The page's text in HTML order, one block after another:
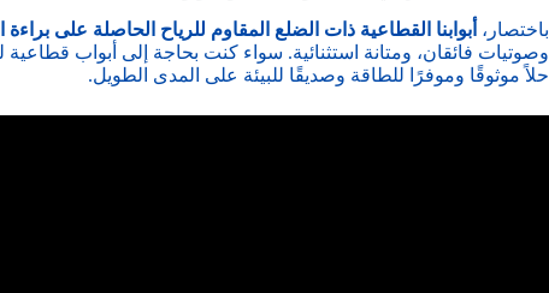
باختصار، أبوابنا القطاعية ذات الضلع المقاوم للرياح الحاصلة على براءة
وصوتيات فائقان، ومتانة استثنائية. سواء كنت بحاجة إلى أبواب قطاعية
حلاً موثوقًا وموفرًا للطاقة وصديقًا للبيئة على المدى الطويل.